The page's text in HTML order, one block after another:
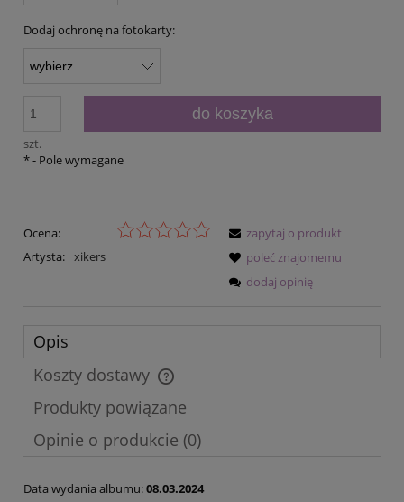
Dodaj ochronę na fotokarty:
szt.
do koszyka
*- Pole wymagane
Ocena:
Artysta: xikers
zapytaj o produkt
poleć znajomemu
dodaj opinię
Opis
Koszty dostawy
Cena nie zawiera ewentualnych kosztów płatności
Produkty powiązane
Opinie o produkcie (0)
Data wydania albumu:08.03.2024